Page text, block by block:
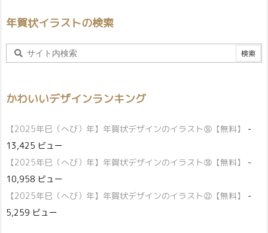
年賀状イラストの検索
かわいいデザインランキング
【2025年巳（へび）年】年賀状デザインのイラスト㊱【無料】
-
13,425 ビュー
【2025年巳（へび）年】年賀状デザインのイラスト㊳【無料】
-
10,958 ビュー
【2025年巳（へび）年】年賀状デザインのイラスト㉒【無料】
-
5,259 ビュー